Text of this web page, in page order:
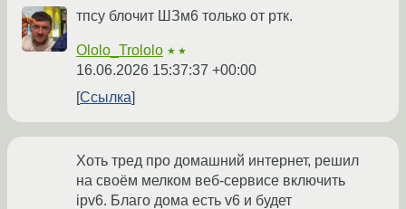
тпсу блочит ШЗм6 только от ртк.
Ololo_Trololo ★★
16.06.2026 15:37:37 +00:00
Ссылка
Хоть тред про домашний интернет, решил
на своём мелком веб-сервисе включить
ipv6. Благо дома есть v6 и будет